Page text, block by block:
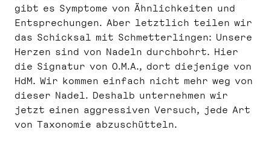
gibt es Symptome von Ähnlichkeiten und
Entsprechungen. Aber letztlich teilen wir
das Schicksal mit Schmetterlingen: Unsere
Herzen sind von Nadeln durchbohrt. Hier
die Signatur von O.M.A., dort diejenige von
HdM. Wir kommen einfach nicht mehr weg von
dieser Nadel. Deshalb unternehmen wir
jetzt einen aggressiven Versuch, jede Art
von Taxonomie abzuschütteln.